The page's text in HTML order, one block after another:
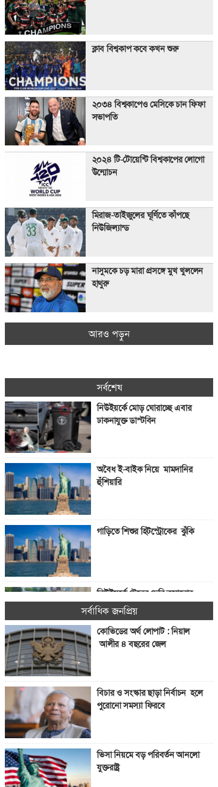
ক্লাব বিশ্বকাপ কবে কখন শুরু
২০৩৪ বিশ্বকাপেও মেসিকে চান ফিফা
সভাপতি
২০২৪ টি-টোয়েন্টি বিশ্বকাপের লোগো
উন্মোচন
মিরাজ-তাইজুলের ঘূর্ণিতে কাঁপছে
নিউজিল্যান্ড
নাসুমকে চড় মারা প্রসঙ্গে মুখ খুললেন
হাথুরু
আরও পড়ুন
সর্বশেষ
নিউইয়র্কে মোড় ঘোরাচ্ছে এবার
ঢাকনাযুক্ত ডাস্টবিন
অবৈধ ই-বাইক নিয়ে মামদানির
হুঁশিয়ারি
গাড়িতে শিশুর হিটস্ট্রোকের ঝুঁকি
নিউইয়র্কে ট্রেনের দেরি কমানোর
উদ্যোগ
সর্বাধিক জনপ্রিয়
কোভিডের অর্থ লোপাট : নিয়াল
আলীর ৪ বছরের জেল
বিচার ও সংস্কার ছাড়া নির্বাচন হলে
পুরোনো সমস্যা ফিরবে
ভিসা নিয়মে বড় পরিবর্তন আনলো
যুক্তরাষ্ট্র